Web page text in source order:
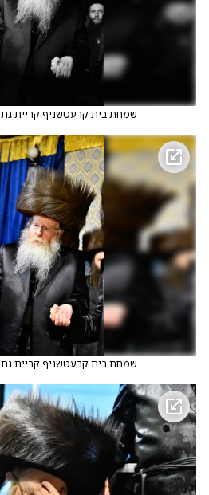
שמחת בית קרעטשניף קריית גת
שמחת בית קרעטשניף קריית גת